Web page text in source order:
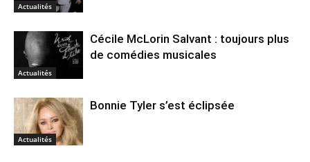
Actualités
Actualités
Cécile McLorin Salvant : toujours plus
de comédies musicales
Actualités
Bonnie Tyler s’est éclipsée